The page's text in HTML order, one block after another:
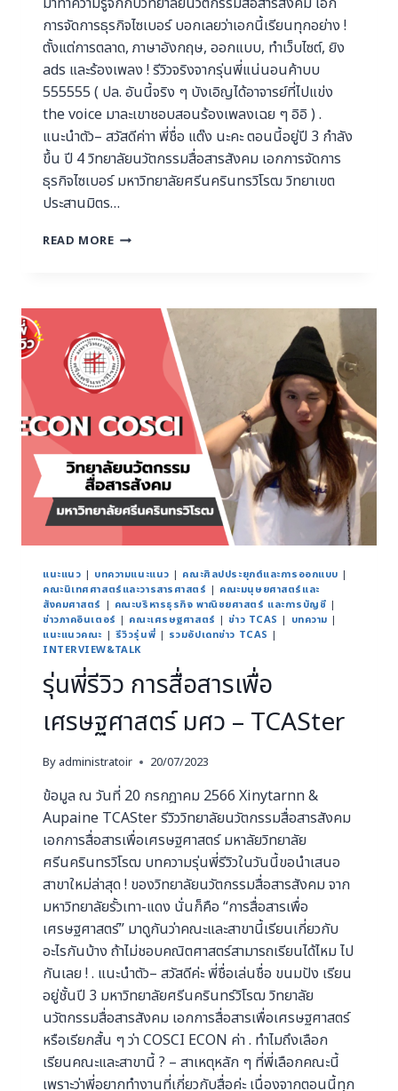
การจัดการธุรกิจไซเบอร์ บอกเลยว่าเอกนี้เรียนทุกอย่าง !
ตั้งแต่การตลาด, ภาษาอังกฤษ, ออกแบบ, ทำเว็บไซต์, ยิง
ads และร้องเพลง ! รีวิวจริงจากรุ่นพี่แน่นอนค้าบบ
555555 ( ปล. อันนี้จริง ๆ บังเอิญได้อาจารย์ที่ไปแข่ง
the voice มาละเขาชอบสอนร้องเพลงเฉย ๆ อิอิ ) .
แนะนำตัว– สวัสดีค่าา พี่ชื่อ แต๊ง นะคะ ตอนนี้อยู่ปี 3 กำลัง
ขึ้น ปี 4 วิทยาลัยนวัตกรรมสื่อสารสังคม เอกการจัดการ
ธุรกิจไซเบอร์ มหาวิทยาลัยศรีนครินทรวิโรฒ วิทยาเขต
ประสานมิตร…
READ MORE
แนะแนว | บทความแนะแนว | คณะศิลปประยุกต์และการออกแบบ |
คณะนิเทศศาสตร์และวารสารศาสตร์ | คณะมนุษยศาสตร์และ
สังคมศาสตร์ | คณะบริหารธุรกิจ พาณิชยศาสตร์ และการบัญชี |
ข่าวภาคอินเตอร์ | คณะเศรษฐศาสตร์ |ข่าว TCAS | บทความ |
แนะแนวคณะ | รีวิวรุ่นพี่ | รวมอัปเดทข่าว TCAS |
INTERVIEW&TALK
รุ่นพี่รีวิว การสื่อสารเพื่อ
เศรษฐศาสตร์ มศว – TCASter
By administratoir 20/07/2023
ข้อมูล ณ วันที่ 20 กรกฎาคม 2566 Xinytarnn &
Aupaine TCASter รีวิววิทยาลัยนวัตกรรมสื่อสารสังคม
เอกการสื่อสารเพื่อเศรษฐศาสตร์ มหาลัยวิทยาลัย
ศรีนครินทรวิโรฒ บทความรุ่นพี่รีวิวในวันนี้ขอนำเสนอ
สาขาใหม่ล่าสุด ! ของวิทยาลัยนวัตกรรมสื่อสารสังคม จาก
มหาวิทยาลัยรั้วเทา-แดง นั่นก็คือ “การสื่อสารเพื่อ
เศรษฐศาสตร์” มาดูกันว่าคณะและสาขานี้เรียนเกี่ยวกับ
อะไรกันบ้าง ถ้าไม่ชอบคณิตศาสตร์สามารถเรียนได้ไหม ไป
กันเลย ! . แนะนำตัว– สวัสดีค่ะ พี่ชื่อเล่นชื่อ ขนมปัง เรียน
อยู่ชั้นปี 3 มหาวิทยาลัยศรีนครินทร์วิโรฒ วิทยาลัย
นวัตกรรมสื่อสารสังคม เอกการสื่อสารเพื่อเศรษฐศาสตร์
หรือเรียกสั้น ๆ ว่า COSCI ECON ค่า . ทําไมถึงเลือก
เรียนคณะและสาขานี้ ? – สาเหตุหลัก ๆ ที่พี่เลือกคณะนี้
เพราะว่าพี่อยากทำงานที่เกี่ยวกับสื่อค่ะ เนื่องจากตอนนี้ทุก